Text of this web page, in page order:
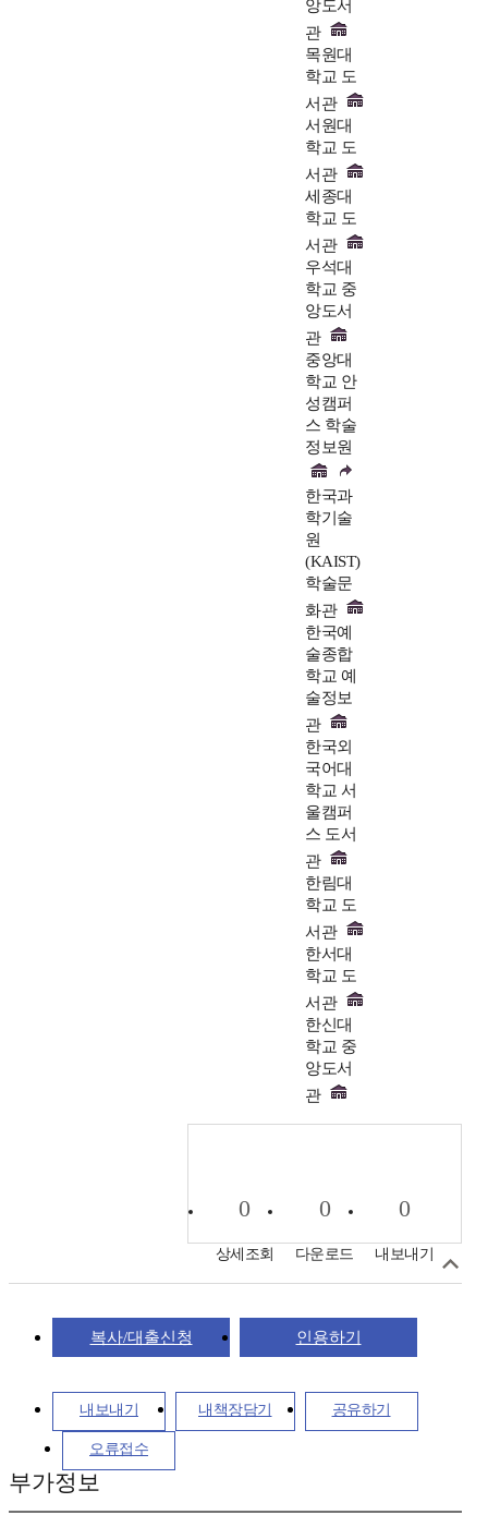
앙도서
관
목원대
학교 도
서관
서원대
학교 도
서관
세종대
학교 도
서관
우석대
학교 중
앙도서
관
중앙대
학교 안
성캠퍼
스 학술
정보원
한국과
학기술
원
(KAIST)
학술문
화관
한국예
술종합
학교 예
술정보
관
한국외
국어대
학교 서
울캠퍼
스 도서
관
한림대
학교 도
서관
한서대
학교 도
서관
한신대
학교 중
앙도서
관
0
상세조회
0
다운로드
0
내보내기
복사/대출신청 인용하기
내보내기 내책장담기 공유하기
오류접수
부가정보